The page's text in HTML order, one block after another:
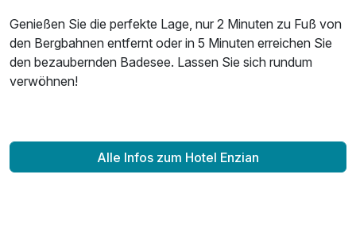
Genießen Sie die perfekte Lage, nur 2 Minuten zu Fuß von
den Bergbahnen entfernt oder in 5 Minuten erreichen Sie
den bezaubernden Badesee. Lassen Sie sich rundum
verwöhnen!
Alle Infos zum Hotel Enzian